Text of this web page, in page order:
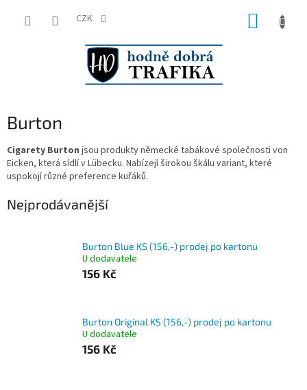
CZK
Burton
Cigarety Burton jsou produkty německé tabákové společnosti von
Eicken, která sídlí v Lübecku. Nabízejí širokou škálu variant, které
uspokojí různé preference kuřáků.
Nejprodávanější
Burton Blue KS (156,-) prodej po kartonu
U dodavatele
156 Kč
Burton Original KS (156,-) prodej po kartonu
U dodavatele
156 Kč